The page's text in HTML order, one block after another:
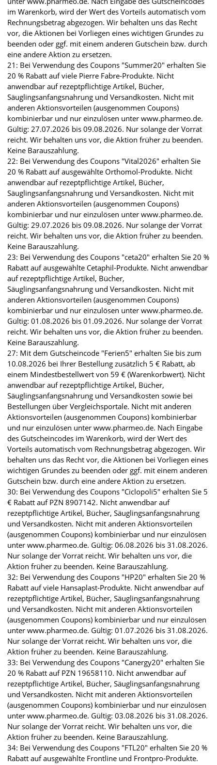
im Warenkorb, wird der Wert des Vorteils automatisch vom
Rechnungsbetrag abgezogen. Wir behalten uns das Recht
vor, die Aktionen bei Vorliegen eines wichtigen Grundes zu
beenden oder ggf. mit einem anderen Gutschein bzw. durch
eine andere Aktion zu ersetzen.
21: Bei Verwendung des Coupons "Summer20" erhalten Sie
20 % Rabatt auf viele Pierre Fabre-Produkte. Nicht
anwendbar auf rezeptpflichtige Artikel, Bücher,
Säuglingsanfangsnahrung und Versandkosten. Nicht mit
anderen Aktionsvorteilen (ausgenommen Coupons)
kombinierbar und nur einzulösen unter www.pharmeo.de.
Gültig: 27.07.2026 bis 09.08.2026. Nur solange der Vorrat
reicht. Wir behalten uns vor, die Aktion früher zu beenden.
Keine Barauszahlung.
22: Bei Verwendung des Coupons "Vital2026" erhalten Sie
20 % Rabatt auf ausgewählte Orthomol-Produkte. Nicht
anwendbar auf rezeptpflichtige Artikel, Bücher,
Säuglingsanfangsnahrung und Versandkosten. Nicht mit
anderen Aktionsvorteilen (ausgenommen Coupons)
kombinierbar und nur einzulösen unter www.pharmeo.de.
Gültig: 29.07.2026 bis 09.08.2026. Nur solange der Vorrat
reicht. Wir behalten uns vor, die Aktion früher zu beenden.
Keine Barauszahlung.
23: Bei Verwendung des Coupons "ceta20" erhalten Sie 20 %
Rabatt auf ausgewählte Cetaphil-Produkte. Nicht anwendbar
auf rezeptpflichtige Artikel, Bücher,
Säuglingsanfangsnahrung und Versandkosten. Nicht mit
anderen Aktionsvorteilen (ausgenommen Coupons)
kombinierbar und nur einzulösen unter www.pharmeo.de.
Gültig: 01.08.2026 bis 01.09.2026. Nur solange der Vorrat
reicht. Wir behalten uns vor, die Aktion früher zu beenden.
Keine Barauszahlung.
27: Mit dem Gutscheincode "Ferien5" erhalten Sie bis zum
10.08.2026 bei Ihrer Bestellung zusätzlich 5 € Rabatt, ab
einem Mindestbestellwert von 59 € (Warenkorbwert). Nicht
anwendbar auf rezeptpflichtige Artikel, Bücher,
Säuglingsanfangsnahrung und Versandkosten sowie bei
Bestellungen über Vergleichsportale. Nicht mit anderen
Aktionsvorteilen (ausgenommen Coupons) kombinierbar
und nur einzulösen unter www.pharmeo.de. Nach Eingabe
des Gutscheincodes im Warenkorb, wird der Wert des
Vorteils automatisch vom Rechnungsbetrag abgezogen. Wir
behalten uns das Recht vor, die Aktionen bei Vorliegen eines
wichtigen Grundes zu beenden oder ggf. mit einem anderen
Gutschein bzw. durch eine andere Aktion zu ersetzen.
30: Bei Verwendung des Coupons "Ciclopoli5" erhalten Sie 5
€ Rabatt auf PZN 8907142. Nicht anwendbar auf
rezeptpflichtige Artikel, Bücher, Säuglingsanfangsnahrung
und Versandkosten. Nicht mit anderen Aktionsvorteilen
(ausgenommen Coupons) kombinierbar und nur einzulösen
unter www.pharmeo.de. Gültig: 06.08.2026 bis 31.08.2026.
Nur solange der Vorrat reicht. Wir behalten uns vor, die
Aktion früher zu beenden. Keine Barauszahlung.
32: Bei Verwendung des Coupons "HP20" erhalten Sie 20 %
Rabatt auf viele Hansaplast-Produkte. Nicht anwendbar auf
rezeptpflichtige Artikel, Bücher, Säuglingsanfangsnahrung
und Versandkosten. Nicht mit anderen Aktionsvorteilen
(ausgenommen Coupons) kombinierbar und nur einzulösen
unter www.pharmeo.de. Gültig: 01.07.2026 bis 31.08.2026.
Nur solange der Vorrat reicht. Wir behalten uns vor, die
Aktion früher zu beenden. Keine Barauszahlung.
33: Bei Verwendung des Coupons "Canergy20" erhalten Sie
20 % Rabatt auf PZN 19658110. Nicht anwendbar auf
rezeptpflichtige Artikel, Bücher, Säuglingsanfangsnahrung
und Versandkosten. Nicht mit anderen Aktionsvorteilen
(ausgenommen Coupons) kombinierbar und nur einzulösen
unter www.pharmeo.de. Gültig: 03.08.2026 bis 31.08.2026.
Nur solange der Vorrat reicht. Wir behalten uns vor, die
Aktion früher zu beenden. Keine Barauszahlung.
34: Bei Verwendung des Coupons "FTL20" erhalten Sie 20 %
Rabatt auf ausgewählte Frontline und Frontpro-Produkte.